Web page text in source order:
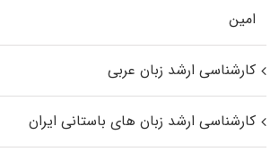
اﻣﻴﻦ
کارشناسی ارشد زبان عربی
کارشناسی ارشد زبان‌ های باستانی ایران